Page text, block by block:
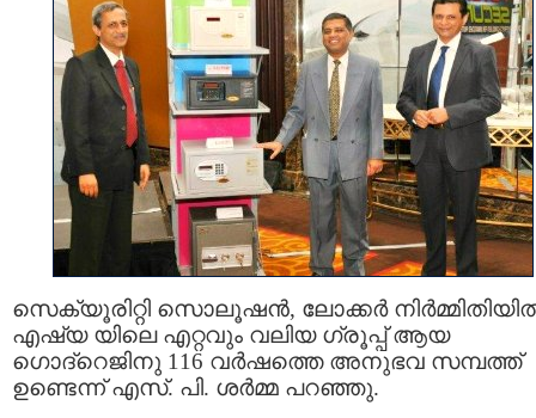
സെക്യൂരിറ്റി സൊലൂഷന്‍, ലോക്കര്‍
എഷ്യ യിലെ എറ്റവും വലിയ ഗ്രൂപ്പ് ആയ
ഗൊദ്റെജിനു 116 വര്‍ഷത്തെ അനുഭവ സമ്പത്ത്
ഉണ്ടെന്ന് എസ്. പി. ശര്‍മ്മ പറഞ്ഞു.